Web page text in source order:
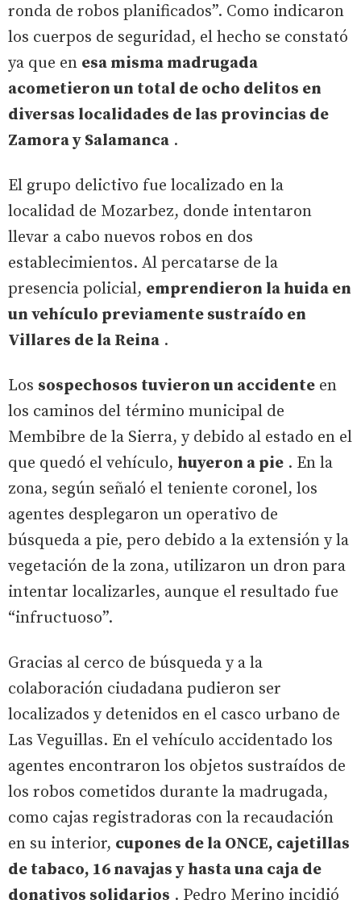
ronda de robos planificados”. Como indicaron
los cuerpos de seguridad, el hecho se constató
ya que en esa misma madrugada
acometieron un total de ocho delitos en
diversas localidades de las provincias de
Zamora y Salamanca .
El grupo delictivo fue localizado en la
localidad de Mozarbez, donde intentaron
llevar a cabo nuevos robos en dos
establecimientos. Al percatarse de la
presencia policial, emprendieron la huida en
un vehículo previamente sustraído en
Villares de la Reina .
Los sospechosos tuvieron un accidente en
los caminos del término municipal de
Membibre de la Sierra, y debido al estado en el
que quedó el vehículo, huyeron a pie . En la
zona, según señaló el teniente coronel, los
agentes desplegaron un operativo de
búsqueda a pie, pero debido a la extensión y la
vegetación de la zona, utilizaron un dron para
intentar localizarles, aunque el resultado fue
“infructuoso”.
Gracias al cerco de búsqueda y a la
colaboración ciudadana pudieron ser
localizados y detenidos en el casco urbano de
Las Veguillas. En el vehículo accidentado los
agentes encontraron los objetos sustraídos de
los robos cometidos durante la madrugada,
como cajas registradoras con la recaudación
en su interior, cupones de la ONCE, cajetillas
de tabaco, 16 navajas y hasta una caja de
donativos solidarios . Pedro Merino incidió